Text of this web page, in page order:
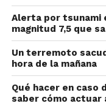
Alerta por tsunami
magnitud 7,5 que
Un terremoto
hora de la mañana
Qué hacer en
saber cómo actuar